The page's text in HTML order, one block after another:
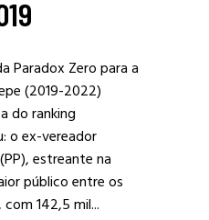
Paradox Zero para a
(2019-2022)
do ranking
o ex-vereador
estreante na
público entre os
142,5 mil...